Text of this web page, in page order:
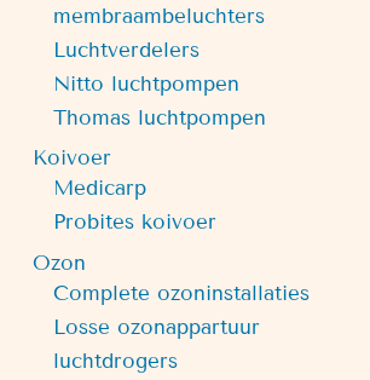
membraambeluchters
Luchtverdelers
Nitto luchtpompen
Thomas luchtpompen
Koivoer
Medicarp
Probites koivoer
Ozon
Complete ozoninstallaties
Losse ozonappartuur
luchtdrogers